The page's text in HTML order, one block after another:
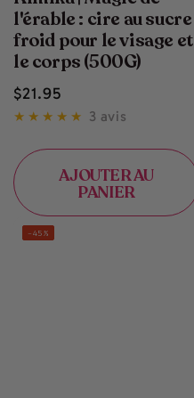
l'érable : cire au sucre
froid pour le visage et
le corps (500G)
Prix
$21.95
3 avis
AJOUTER AU
PANIER
–45%